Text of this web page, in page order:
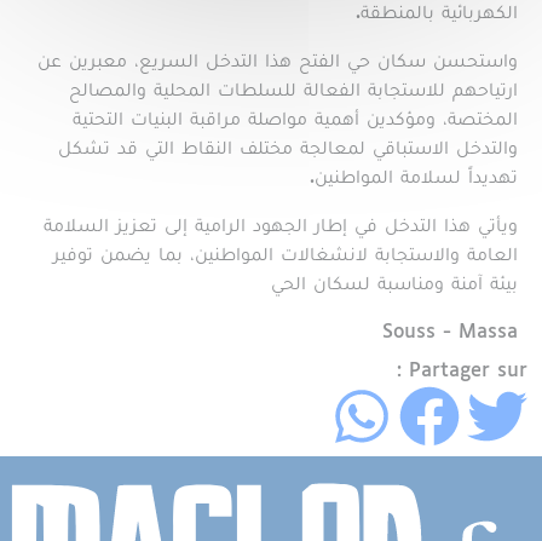
الكهربائية بالمنطقة.
واستحسن سكان حي الفتح هذا التدخل السريع، معبرين عن
ارتياحهم للاستجابة الفعالة للسلطات المحلية والمصالح
المختصة، ومؤكدين أهمية مواصلة مراقبة البنيات التحتية
والتدخل الاستباقي لمعالجة مختلف النقاط التي قد تشكل
تهديداً لسلامة المواطنين.
ويأتي هذا التدخل في إطار الجهود الرامية إلى تعزيز السلامة
العامة والاستجابة لانشغالات المواطنين، بما يضمن توفير
بيئة آمنة ومناسبة لسكان الحي
Région
Souss - Massa
Partager sur :